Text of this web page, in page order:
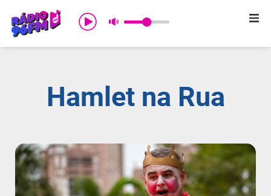
Início
Promoções
Notícias
Hamlet na Rua